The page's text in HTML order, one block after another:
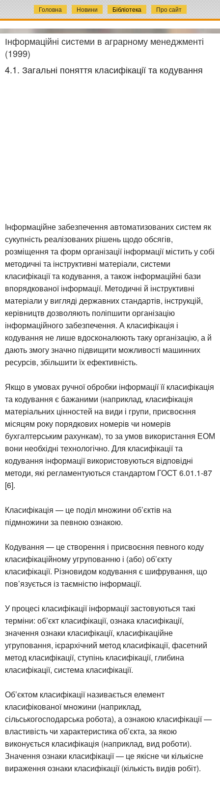
Головна Новини Бібліотека Про сайт
Інформаційні системи в аграрному менеджменті
(1999)
4.1. Загальні поняття класифікації та кодування
Інформаційне забезпечення автоматизованих систем як
сукупність реалізованих рішень щодо обсягів,
розміщення та форм організації інформації містить у собі
методичні та інструктивні матеріали, системи
класифікації та кодування, а також інформаційні бази
впорядкованої інформації. Методичні й інструктивні
матеріали у вигляді державних стандартів, інструкцій,
керівництв дозволяють поліпшити організацію
інформаційного забезпечення. А класифікація і
кодування не лише вдосконалюють таку організацію, а й
дають змогу значно підвищити можливості машинних
ресурсів, збільшити їх ефективність.
Якщо в умовах ручної обробки інформації її класифікація
та кодування є бажаними (наприклад, класифікація
матеріальних цінностей на види і групи, присвоєння
місяцям року порядкових номерів чи номерів
бухгалтерським рахункам), то за умов використання ЕОМ
вони необхідні технологічно. Для класифікації та
кодування інформації використовуються відповідні
методи, які регламентуються стандартом ГОСТ 6.01.1-87
[6].
Класифікація — це поділ множини об’єктів на
підмножини за певною ознакою.
Кодування — це створення і присвоєння певного коду
класифікаційному угрупованню і (або) об’єкту
класифікації. Різновидом кодування є шифрування, що
пов’язується із таємністю інформації.
У процесі класифікації інформації застовуються такі
терміни: об’єкт класифікації, ознака класифікації,
значення ознаки класифікації, класифікаційне
угруповання, ієрархічний метод класифікації, фасетний
метод класифікації, ступінь класифікації, глибина
класифікації, система класифікації.
Об’єктом класифікації називається елемент
класифікованої множини (наприклад,
сільськогосподарська робота), а ознакою класифікації —
властивість чи характеристика об’єкта, за якою
виконується класифікація (наприклад, вид роботи).
Значення ознаки класифікації — це якісне чи кількісне
вираження ознаки класифікації (кількість видів робіт).